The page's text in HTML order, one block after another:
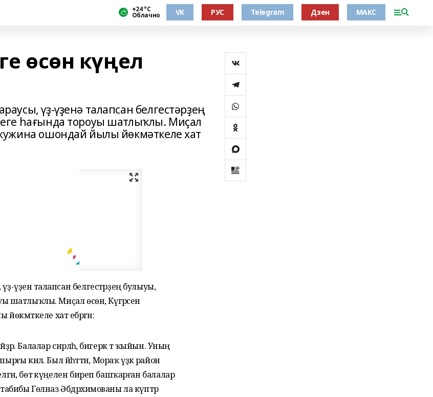
+24 °С
Облачно VK РУС Telegram Дзен МАКС
өсөн күңел
үҙ-үҙенә талапсан белгестәрҙең
һағында тороуы шатлыҡлы. Миҫал
ошондай йылы йөкмәткеле хат
үҙенә талапсан белгестәрҙең булыуы,
шатлыҡлы. Миҫал өсөн, Күгәрсен
хат ебәргән:
Балалар сирләһә, бигерәк тә ҡыйын. Уның
килә. Был йәһәттән, Мораҡ үҙәк район
бөтә күңелен биреп башҡарған балалар
Гөлназ Әбдрәхимованы ла күптәр